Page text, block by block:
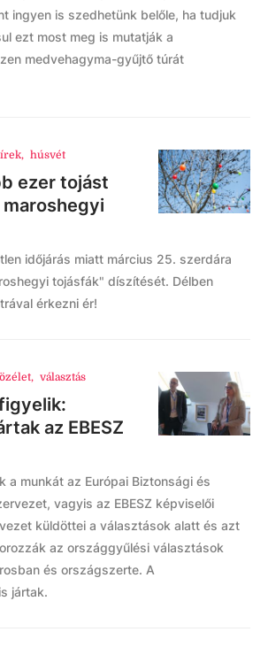
ingyen is szedhetünk belőle, ha tudjuk
ezt most meg is mutatják a
medvehagyma-gyűjtő túrát
, húsvét
ezer tojást
maroshegyi
időjárás miatt március 25. szerdára
tojásfák" díszítését. Délben
érkezni ér!
, választás
az EBESZ
a munkát az Európai Biztonsági és
vagyis az EBESZ képviselői
küldöttei a választások alatt és azt
az országgyűlési választások
és országszerte. A
jártak.